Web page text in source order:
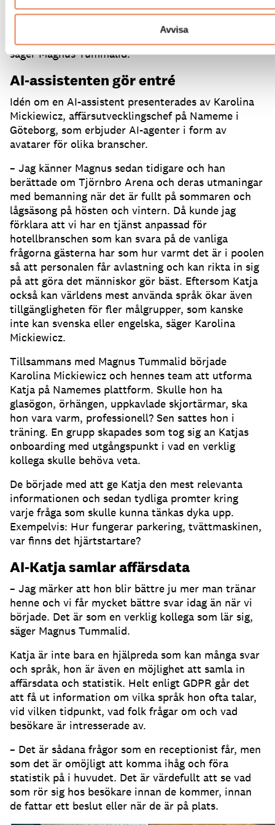
Avvisa
per år.När jag fick höra talas om en AI-lösning var
Nu skulle vi kunna erbjuda
dygnet runt-service, året om, på över 100 språk,
säger Magnus Tummalid.
AI-assistenten gör entré
Idén om en AI-assistent presenterades av Karolina
Mickiewicz, affärsutvecklingschef på Nameme i
Göteborg, som erbjuder AI-agenter i form av
avatarer för olika branscher.
– Jag känner Magnus sedan tidigare och han
berättade om Tjörnbro Arena och deras utmaningar
med bemanning när det är fullt på sommaren och
lågsäsong på hösten och vintern. Då kunde jag
förklara att vi har en tjänst anpassad för
hotellbranschen som kan svara på de vanliga
frågorna gästerna har som hur varmt det är i poolen
så att personalen får avlastning och kan rikta in sig
på att göra det människor gör bäst. Eftersom Katja
också kan världens mest använda språk ökar även
tillgängligheten för fler målgrupper, som kanske
inte kan svenska eller engelska, säger Karolina
Mickiewicz.
Tillsammans med Magnus Tummalid började
Karolina Mickiewicz och hennes team att utforma
Katja på Namemes plattform. Skulle hon ha
glasögon, örhängen, uppkavlade skjortärmar, ska
hon vara varm, professionell? Sen sattes hon i
träning. En grupp skapades som tog sig an Katjas
onboarding med utgångspunkt i vad en verklig
kollega skulle behöva veta.
De började med att ge Katja den mest relevanta
informationen och sedan tydliga promter kring
varje fråga som skulle kunna tänkas dyka upp.
Exempelvis: Hur fungerar parkering, tvättmaskinen,
var finns det hjärtstartare?
AI-Katja samlar affärsdata
– Jag märker att hon blir bättre ju mer man tränar
henne och vi får mycket bättre svar idag än när vi
började. Det är som en verklig kollega som lär sig,
säger Magnus Tummalid.
Katja är inte bara en hjälpreda som kan många svar
och språk, hon är även en möjlighet att samla in
affärsdata och statistik. Helt enligt GDPR går det
att få ut information om vilka språk hon ofta talar,
vid vilken tidpunkt, vad folk frågar om och vad
besökare är intresserade av.
– Det är sådana frågor som en receptionist får, men
som det är omöjligt att komma ihåg och föra
statistik på i huvudet. Det är värdefullt att se vad
som rör sig hos besökare innan de kommer, innan
de fattar ett beslut eller när de är på plats.